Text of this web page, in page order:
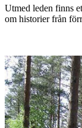
Utmed leden finns
om historier från
Bildspel
med
bilder